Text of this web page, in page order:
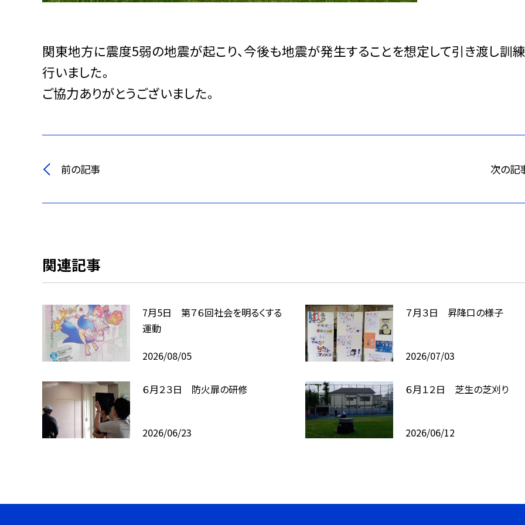
関東地方に震度5弱の地震が起こり、今後も地震が発生することを想定して引き渡し訓
行いました。
ご協力ありがとうございました。
前の記事 次の記
関連記事
7月5日 第７６回社会を明るくする
運動
2026/08/05
７月３日 昇降口の様子
2026/07/03
６月２３日 防火扉の研修
2026/06/23
６月１２日 芝生の芝刈り
2026/06/12